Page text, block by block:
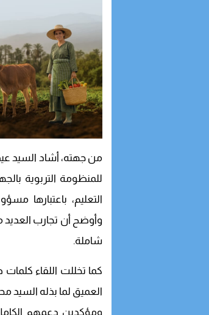
من جهته، أشاد السيد
للمنظومة التربوية
التعليم، باعتبارها
وأوضح أن تجارب العديد
شاملة.
كما تخللت اللقاء
العميق لما بذله السيد
ومؤكدين دعمهم الكامل